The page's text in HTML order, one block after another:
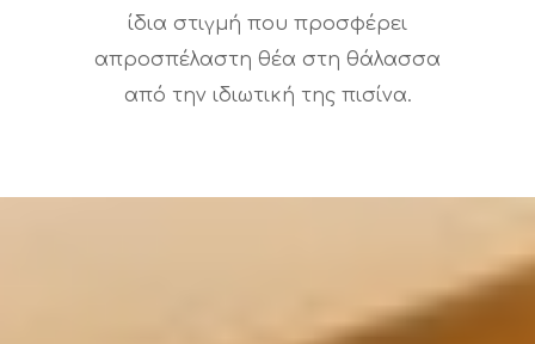
ίδια στιγμή που προσφέρει
απροσπέλαστη θέα στη θάλασσα
από την ιδιωτική της πισίνα.